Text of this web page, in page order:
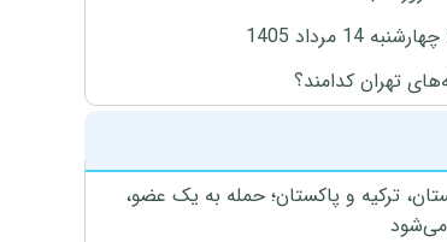
مرداد 1405
تهران کدامند؟
ترکیه و پاکستان؛ حمله به یک عضو،